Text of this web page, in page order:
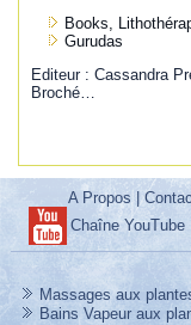
Books,
Gurudas
Editeur : Cassandra
Broché…
A Propos |
Chaîne YouTube
Massages aux
Bains Vapeur aux